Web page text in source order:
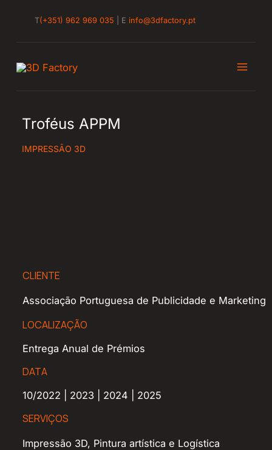
T(+351) 962 969 035 | E info@3dfactory.pt
Troféus APPM
IMPRESSÃO 3D
CLIENTE
Associação Portuguesa de Publicidade e Marketing
LOCALIZAÇÃO
Entrega Anual de Prémios
DATA
10/2022 | 2023 | 2024 | 2025
SERVIÇOS
Impressão 3D, Pintura artística e Logística